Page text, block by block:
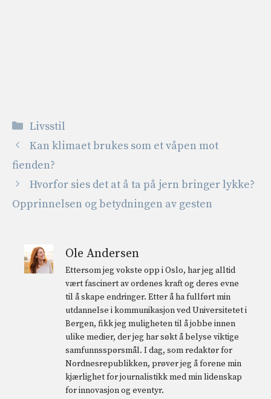
Kategorier
Livsstil
Kan klimaet brukes som et våpen mot
fienden?
Hvorfor sies det at å ta på jern bringer lykke?
Opprinnelsen og betydningen av gesten
Ole Andersen
Ettersom jeg vokste opp i Oslo, har jeg alltid
vært fascinert av ordenes kraft og deres evne
til å skape endringer. Etter å ha fullført min
utdannelse i kommunikasjon ved Universitetet i
Bergen, fikk jeg muligheten til å jobbe innen
ulike medier, der jeg har søkt å belyse viktige
samfunnsspørsmål. I dag, som redaktør for
Nordnesrepublikken, prøver jeg å forene min
kjærlighet for journalistikk med min lidenskap
for innovasjon og eventyr.